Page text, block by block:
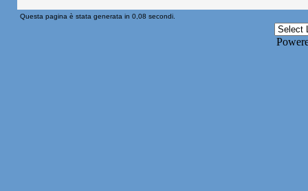
Questa pagina è stata generata in 0,08 secondi.